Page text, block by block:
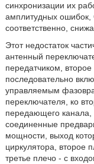
синхронизации их
амплитудных ошибок,
соответственно,
Этот недостаток
антенный
передатчиком,
последовательно
управляемым
переключателя, ко
передающего канала,
соединенные
мощности, выход
циркулятора, второе
третье плечо - с